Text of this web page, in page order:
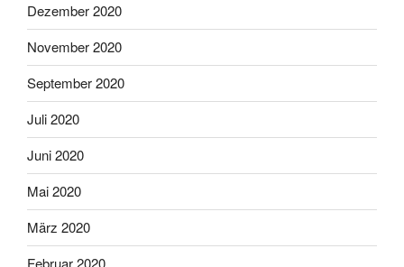
Dezember 2020
November 2020
September 2020
Juli 2020
Juni 2020
Mai 2020
März 2020